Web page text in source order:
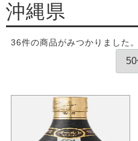
沖縄県
36件の商品がみつかりました。